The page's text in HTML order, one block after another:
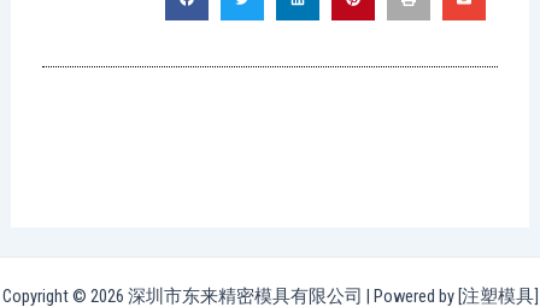
Copyright © 2026 深圳市东来精密模具有限公司 | Powered by [注塑模具]